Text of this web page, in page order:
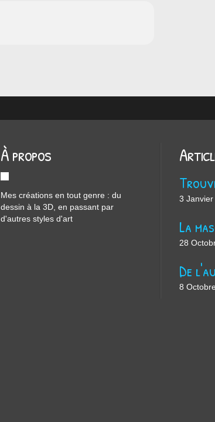
À propos
Mes créations en tout genre : du
dessin à la 3D, en passant par
d'autres styles d'art
3 Janvier
28
8